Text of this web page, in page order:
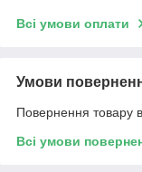
Всі умови оплати
Умови
Повернення товару
Всі умови